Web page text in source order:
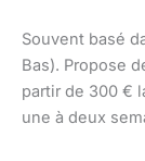
Souvent basé
Bas). Propose
partir de 300 €
une à deux